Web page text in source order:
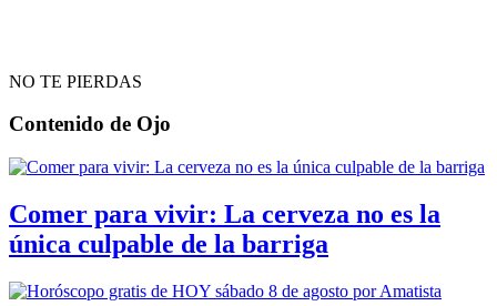
NO TE PIERDAS
Contenido de Ojo
Comer para vivir: La cerveza no es la
única culpable de la barriga